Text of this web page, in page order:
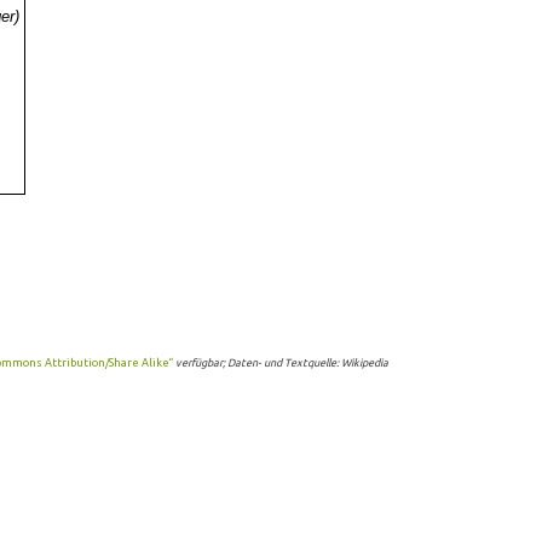
Attribution/Share Alike“ verfügbar; Daten- und Textquelle: Wikipedia